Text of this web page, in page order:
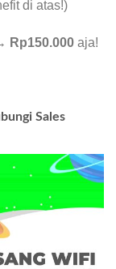
di atas!)
Rp150.000 aja!
Sales